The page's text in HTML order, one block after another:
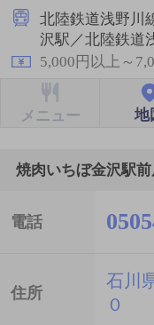
北陸鉄道浅野
沢駅／北陸鉄
5,000円以上～
メニュー 地
焼肉いちぼ金沢駅
電話
住所
石川
０